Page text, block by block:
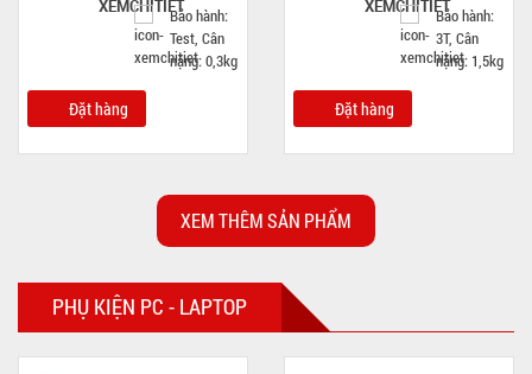
Bảo hành:
Test, Cân
nặng: 0,3kg
Đặt hàng
Bảo hành:
3T, Cân
nặng: 1,5kg
Đặt hàng
XEM THÊM SẢN PHẨM
PHỤ KIỆN PC - LAPTOP